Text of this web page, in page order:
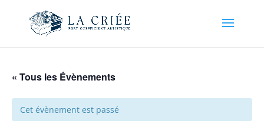
« Tous les Évènements
Cet évènement est passé